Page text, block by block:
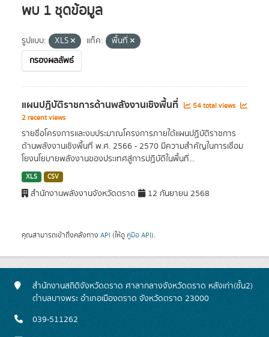
พบ 1 ชุดข้อมูล
รูปแบบ: XLS แท็ค:
พื้นที่
กรองผลลัพธ์
แผนปฏิบัติราชการด้านพลังงานเชิงพื้นที่
54 total views
2 recent views
รายชื่อโครงการและงบประมาณโครงการภายใต้แผนปฏิบัติราชการ
ด้านพลังงานเชิงพื้นที่ พ.ศ. 2566 - 2570 มีความสำคัญในการเชื่อม
โยงนโยบายพลังงานของประเทศสู่การปฏิบัติในพื้นที่...
XLS CSV
สำนักงานพลังงานจังหวัดตราด 12 กันยายน 2568
คุณสามารถเข้าถึงคลังทาง API (ให้ดู คู่มือ API).
สำนักงานสถิติจังหวัดตราด ศาลากลางจังหวัดตราด หลังเก่า(ชั้น2)
ตำบลบางพระ อำเภอเมืองตราด จังหวัดตราด 23000
039-511262